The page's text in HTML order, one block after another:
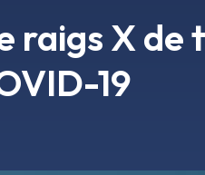
raigs X de
19